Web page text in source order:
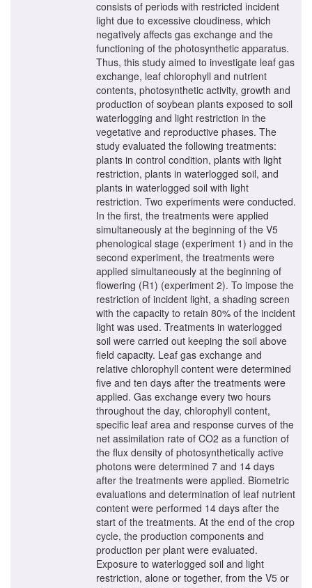
consists of periods with restricted incident
light due to excessive cloudiness, which
negatively affects gas exchange and the
functioning of the photosynthetic apparatus.
Thus, this study aimed to investigate leaf gas
exchange, leaf chlorophyll and nutrient
contents, photosynthetic activity, growth and
production of soybean plants exposed to soil
waterlogging and light restriction in the
vegetative and reproductive phases. The
study evaluated the following treatments:
plants in control condition, plants with light
restriction, plants in waterlogged soil, and
plants in waterlogged soil with light
restriction. Two experiments were conducted.
In the first, the treatments were applied
simultaneously at the beginning of the V5
phenological stage (experiment 1) and in the
second experiment, the treatments were
applied simultaneously at the beginning of
flowering (R1) (experiment 2). To impose the
restriction of incident light, a shading screen
with the capacity to retain 80% of the incident
light was used. Treatments in waterlogged
soil were carried out keeping the soil above
field capacity. Leaf gas exchange and
relative chlorophyll content were determined
five and ten days after the treatments were
applied. Gas exchange every two hours
throughout the day, chlorophyll content,
specific leaf area and response curves of the
net assimilation rate of CO2 as a function of
the flux density of photosynthetically active
photons were determined 7 and 14 days
after the treatments were applied. Biometric
evaluations and determination of leaf nutrient
content were performed 14 days after the
start of the treatments. At the end of the crop
cycle, the production components and
production per plant were evaluated.
Exposure to waterlogged soil and light
restriction, alone or together, from the V5 or